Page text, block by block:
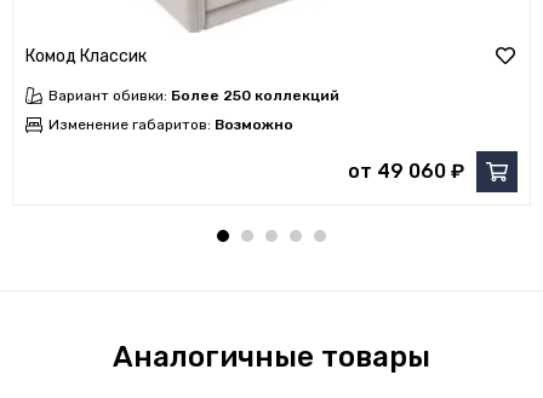
Комод Классик
Вариант обивки: Более 250 коллекций
Изменение габаритов: Возможно
от 49 060 ₽
Аналогичные товары